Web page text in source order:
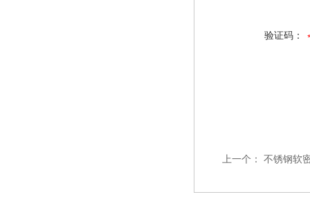
验证码：
上一个： 不锈钢软